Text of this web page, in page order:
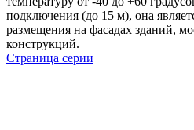
подключения (до 15 м), она
размещения на фасадах зданий,
конструкций.
Страница серии